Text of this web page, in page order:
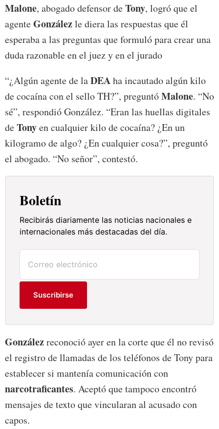
Malone, abogado defensor deTony, logró que el
agenteGonzálezle diera las respuestas que él
esperaba a las preguntas que formuló para crear una
duda razonable en el juez y en el jurado
“¿Algún agente de laDEAha incautado algún kilo
de cocaína con el sello TH?”, preguntóMalone. “No
sé”, respondió González. “Eran las huellas digitales
deTonyen cualquier kilo de cocaína? ¿En un
kilogramo de algo? ¿En cualquier cosa?”, preguntó
el abogado. “No señor”, contestó.
Boletín
Recibirás diariamente las noticias nacionales e
internacionales más destacadas del día.
Suscribirse
Gonzálezreconoció ayer en la corte que él no revisó
el registro de llamadas de los teléfonos de Tony para
establecer si mantenía comunicación con
narcotraficantes. Aceptó que tampoco encontró
mensajes de texto que vincularan al acusado con
capos.